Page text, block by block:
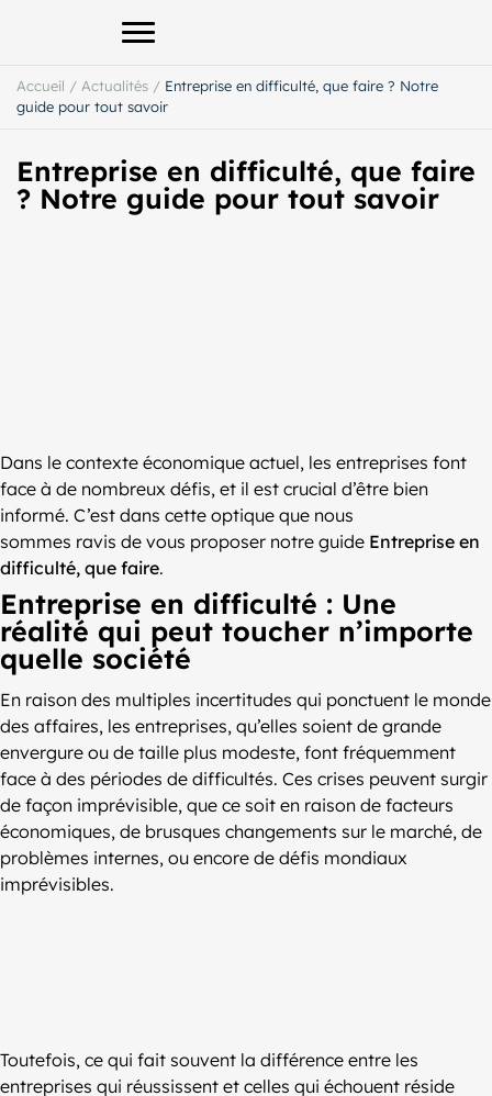
Afficher le menu principal
Accueil / Actualités / Entreprise en difficulté, que faire ? Notre
guide pour tout savoir
Entreprise en difficulté, que faire
? Notre guide pour tout savoir
Dans le contexte économique actuel, les entreprises font
face à de nombreux défis, et il est crucial d’être bien
informé. C’est dans cette optique que nous
sommes ravis de vous proposer notre guide Entreprise en
difficulté, que faire.
Entreprise en difficulté : Une
réalité qui peut toucher n’importe
quelle société
En raison des multiples incertitudes qui ponctuent le monde
des affaires, les entreprises, qu’elles soient de grande
envergure ou de taille plus modeste, font fréquemment
face à des périodes de difficultés. Ces crises peuvent surgir
de façon imprévisible, que ce soit en raison de facteurs
économiques, de brusques changements sur le marché, de
problèmes internes, ou encore de défis mondiaux
imprévisibles.
Toutefois, ce qui fait souvent la différence entre les
entreprises qui réussissent et celles qui échouent réside